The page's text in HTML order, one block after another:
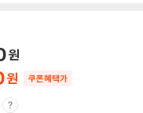
쿠폰혜택가